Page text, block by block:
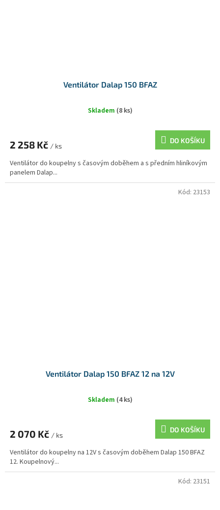
Ventilátor Dalap 150 BFAZ
Skladem (8 ks)
2 258 Kč / ks
DO KOŠÍKU
Ventilátor do koupelny s časovým doběhem a s předním hliníkovým
panelem Dalap...
Ventilátor Dalap 150 BFAZ 12 na 12V
Skladem (4 ks)
2 070 Kč / ks
DO KOŠÍKU
Ventilátor do koupelny na 12V s časovým doběhem Dalap 150 BFAZ
12. Koupelnový...
Kód: 23153
Kód: 23151